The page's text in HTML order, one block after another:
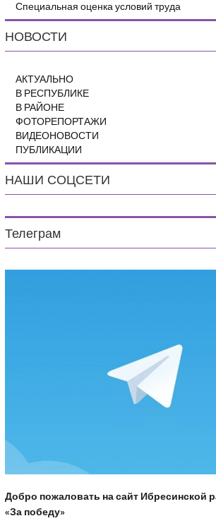
Специальная оценка условий труда
НОВОСТИ
АКТУАЛЬНО
В РЕСПУБЛИКЕ
В РАЙОНЕ
ФОТОРЕПОРТАЖИ
ВИДЕОНОВОСТИ
ПУБЛИКАЦИИ
НАШИ СОЦСЕТИ
Телеграм
Добро пожаловать на сайт Ибресинской
«За победу»